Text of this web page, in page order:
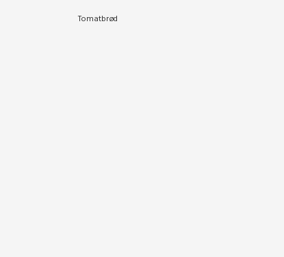
Tomatbrød